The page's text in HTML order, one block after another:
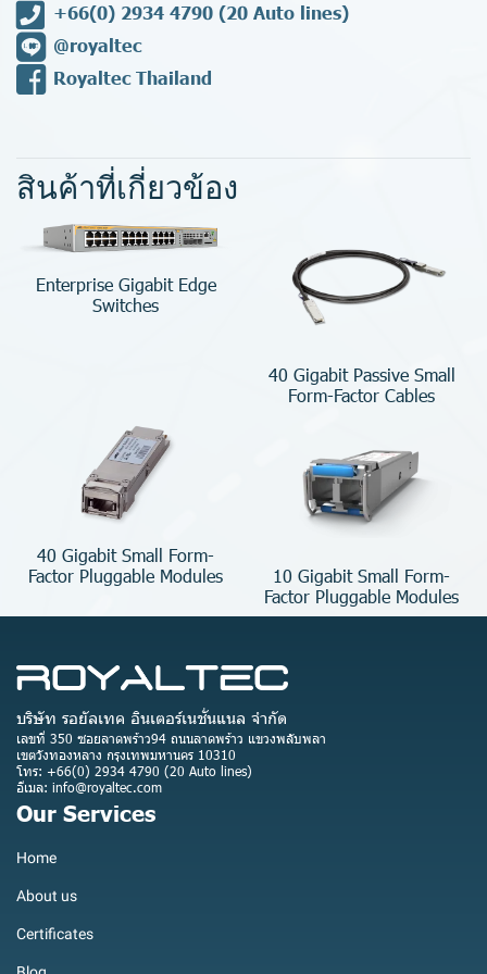
+66(0) 2934 4790 (20 Auto lines)
@royaltec
Royaltec Thailand
สินค้าที่เกี่ยวข้อง
Enterprise Gigabit Edge
Switches
40 Gigabit Passive Small
Form-Factor Cables
40 Gigabit Small Form-
Factor Pluggable Modules
10 Gigabit Small Form-
Factor Pluggable Modules
บริษัท รอยัลเทค อินเตอร์เนชั่นแนล จำกัด
เลขที่ 350 ซอยลาดพร้าว94 ถนนลาดพร้าว แขวงพลับพลา
เขตวังทองหลาง กรุงเทพมหานคร 10310
โทร: +66(0) 2934 4790 (20 Auto lines)
อีเมล: info@royaltec.com
Our Services
Home
About us
Certificates